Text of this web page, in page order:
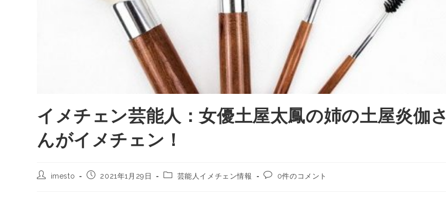
イメチェン芸能人：女優土屋太鳳の姉の土屋炎伽さ
んがイメチェン！
imesto 2021年1月29日 芸能人イメチェン情報 0件のコメント